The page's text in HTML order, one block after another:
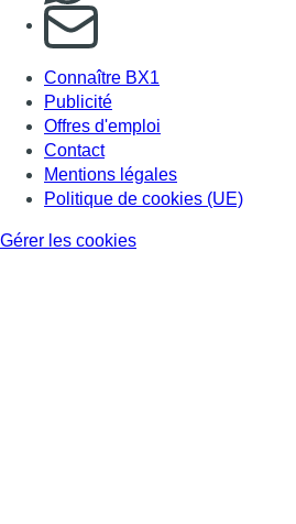
S'abonner à notre
Connaître BX1
Publicité
Offres d'emploi
Contact
Mentions légales
Politique de cookies (UE)
Gérer les cookies